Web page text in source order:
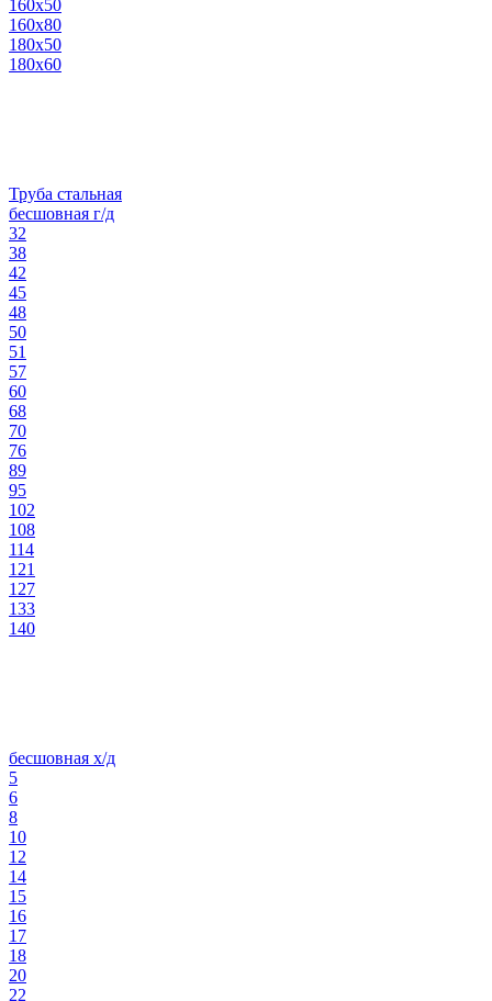
160х50
160х80
180х50
180х60
Труба стальная
бесшовная г/д
32
38
42
45
48
50
51
57
60
68
70
76
89
95
102
108
114
121
127
133
140
бесшовная х/д
5
6
8
10
12
14
15
16
17
18
20
22